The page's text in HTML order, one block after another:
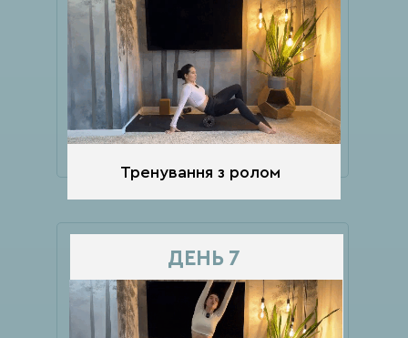
Тренування з ролом
ДЕНЬ 7